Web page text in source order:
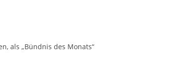
als „Bündnis des Monats“